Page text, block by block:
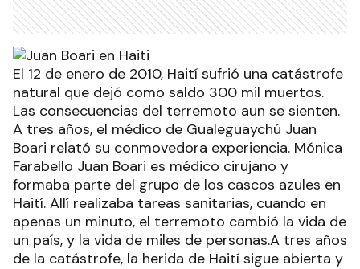
El 12 de enero de 2010, Haití sufrió una catástrofe
natural que dejó como saldo 300 mil muertos.
Las consecuencias del terremoto aun se sienten.
A tres años, el médico de Gualeguaychú Juan
Boari relató su conmovedora experiencia. Mónica
Farabello Juan Boari es médico cirujano y
formaba parte del grupo de los cascos azules en
Haití. Allí realizaba tareas sanitarias, cuando en
apenas un minuto, el terremoto cambió la vida de
un país, y la vida de miles de personas.A tres años
de la catástrofe, la herida de Haití sigue abierta y